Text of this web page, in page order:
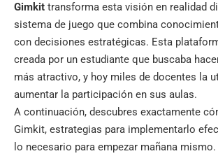
Gimkit transforma esta visión en realidad
sistema de juego que combina
con decisiones estratégicas. Esta
creada por un estudiante que buscaba
más atractivo, y hoy miles de docentes la
aumentar la participación en sus aulas.
A continuación, descubres exactamente
Gimkit, estrategias para implementarlo
lo necesario para empezar mañana mismo.